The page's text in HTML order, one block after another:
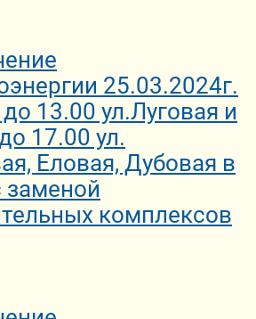
25.03.2024г.
13.00 ул.Луговая и
17.00 ул.
Еловая, Дубовая в
заменой
комплексов